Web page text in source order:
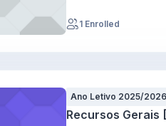
1 Enrolled
Ano Letivo 2025/2026
Recursos Gerais